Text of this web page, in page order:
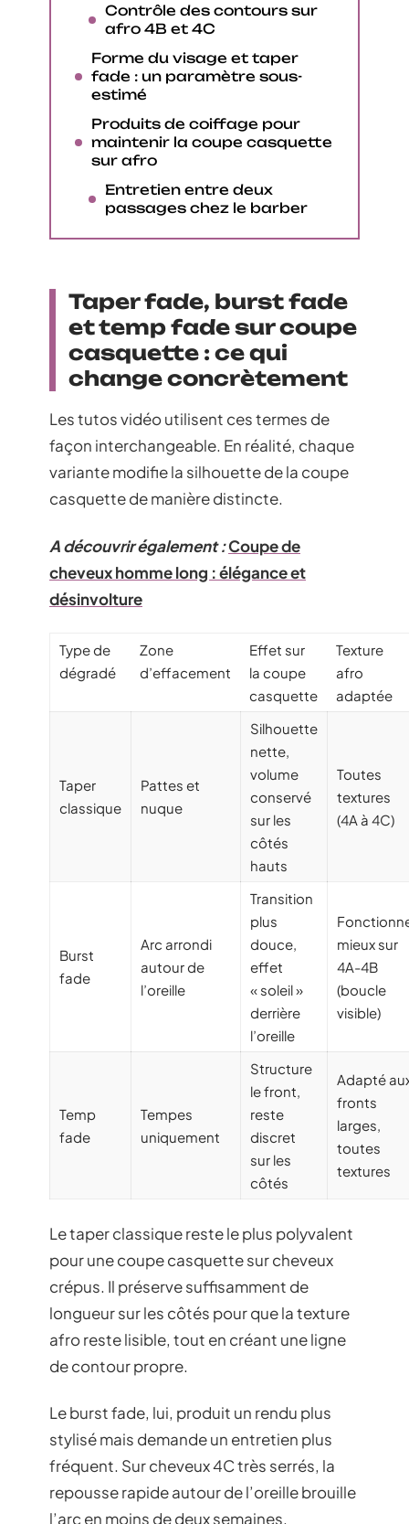
Contrôle des contours sur
afro 4B et 4C
Forme du visage et taper
fade : un paramètre sous-
estimé
Produits de coiffage pour
maintenir la coupe casquette
sur afro
Entretien entre deux
passages chez le barber
Taper fade, burst fade
et temp fade sur coupe
casquette : ce qui
change concrètement
Les tutos vidéo utilisent ces termes de
façon interchangeable. En réalité, chaque
variante modifie la silhouette de la coupe
casquette de manière distincte.
A découvrir également :Coupe de
cheveux homme long : élégance et
désinvolture
Type de
dégradé
Zone
d’effacement
Effet sur
la coupe
casquette
Texture
afro
adaptée
Taper
classique
Pattes et
nuque
Silhouette
nette,
volume
conservé
sur les
côtés
hauts
Toutes
textures
(4A à 4C)
Burst
fade
Arc arrondi
autour de
l’oreille
Transition
plus
douce,
effet
« soleil »
derrière
l’oreille
mieux sur
4A-4B
(boucle
visible)
Temp
fade
Tempes
uniquement
Structure
le front,
reste
discret
sur les
côtés
Adapté
fronts
larges,
toutes
textures
Le taper classique reste le plus polyvalent
pour une coupe casquette sur cheveux
crépus. Il préserve suffisamment de
longueur sur les côtés pour que la texture
afro reste lisible, tout en créant une ligne
de contour propre.
Le burst fade, lui, produit un rendu plus
stylisé mais demande un entretien plus
fréquent. Sur cheveux 4C très serrés, la
repousse rapide autour de l’oreille brouille
l’arc en moins de deux semaines.